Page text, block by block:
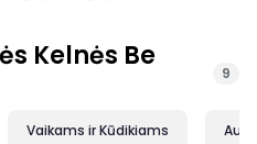
Kelnės Be
9
Vaikams ir Kūdikiams